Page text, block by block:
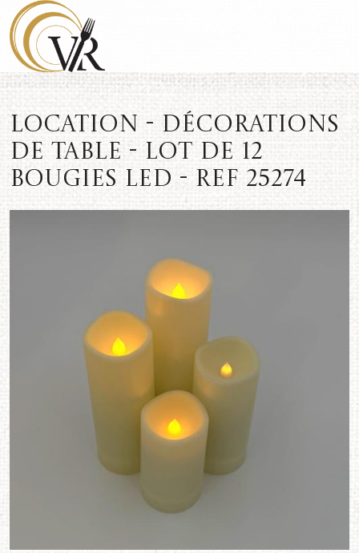
Location - Décorations
de table - Lot de 12
bougies LED - REF 25274